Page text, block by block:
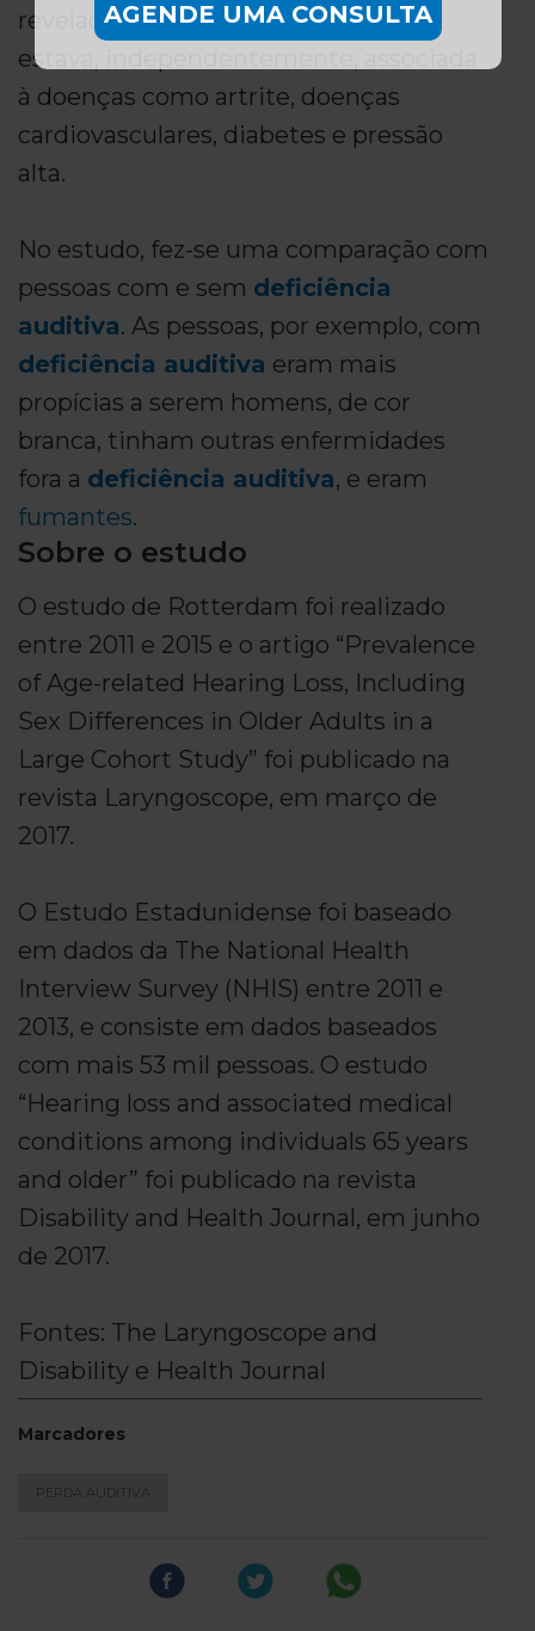
AGENDE UMA CONSULTA
revelado quedeficiência auditiva
estava, independentemente, associada
à doenças como artrite, doenças
cardiovasculares, diabetes e pressão
alta.
No estudo, fez-se uma comparação com
pessoas com e sem deficiência
auditiva. As pessoas, por exemplo, com
deficiência auditiva eram mais
propícias a serem homens, de cor
branca, tinham outras enfermidades
fora a deficiência auditiva, e eram
fumantes.
Sobre o estudo
O estudo de Rotterdam foi realizado
entre 2011 e 2015 e o artigo “Prevalence
of Age-related Hearing Loss, Including
Sex Differences in Older Adults in a
Large Cohort Study” foi publicado na
revista Laryngoscope, em março de
2017.
O Estudo Estadunidense foi baseado
em dados da The National Health
Interview Survey (NHIS) entre 2011 e
2013, e consiste em dados baseados
com mais 53 mil pessoas. O estudo
“Hearing loss and associated medical
conditions among individuals 65 years
and older” foi publicado na revista
Disability and Health Journal, em junho
de 2017.
Fontes: The Laryngoscope and
Disability e Health Journal
Marcadores
PERDA AUDITIVA